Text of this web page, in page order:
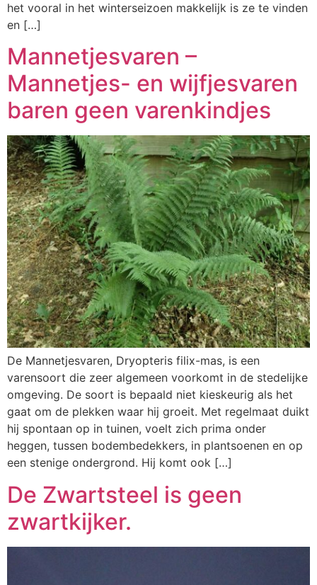
het vooral in het winterseizoen makkelijk is ze te vinden
en […]
Mannetjesvaren –
Mannetjes- en wijfjesvaren
baren geen varenkindjes
De Mannetjesvaren, Dryopteris filix-mas, is een
varensoort die zeer algemeen voorkomt in de stedelijke
omgeving. De soort is bepaald niet kieskeurig als het
gaat om de plekken waar hij groeit. Met regelmaat duikt
hij spontaan op in tuinen, voelt zich prima onder
heggen, tussen bodembedekkers, in plantsoenen en op
een stenige ondergrond. Hij komt ook […]
De Zwartsteel is geen
zwartkijker.